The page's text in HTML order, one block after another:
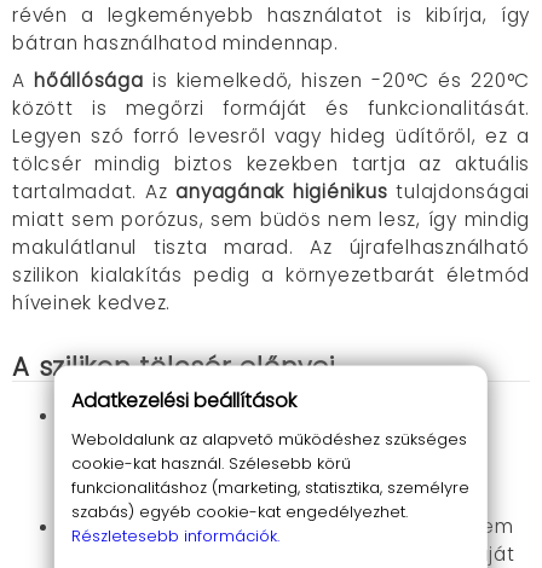
révén a legkeményebb használatot is kibírja, így
bátran használhatod mindennap.
A hőállósága is kiemelkedő, hiszen -20°C és 220°C
között is megőrzi formáját és funkcionalitását.
Legyen szó forró levesről vagy hideg üdítőről, ez a
tölcsér mindig biztos kezekben tartja az aktuális
tartalmadat. Az anyagának higiénikus tulajdonságai
miatt sem porózus, sem büdös nem lesz, így mindig
makulátlanul tiszta marad. Az újrafelhasználható
szilikon kialakítás pedig a környezetbarát életmód
híveinek kedvez.
A szilikon tölcsér előnyei
Könnyen használható:Akár egy kézzel is
kényelmesen tarthatod, és biztos lehetsz
benne, hogy a folyadékok pontosan oda
érkeznek, ahová szeretnéd.
Hosszú élettartam: Az erős szilikon anyag nem
csak a gyakori használatot, de az idő próbáját
Adatkezelési beállítások
Weboldalunk az alapvető működéshez szükséges
cookie-kat használ. Szélesebb körű
funkcionalitáshoz (marketing, statisztika, személyre
szabás) egyéb cookie-kat engedélyezhet.
Részletesebb információk.